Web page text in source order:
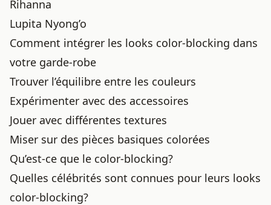
Rihanna
Lupita Nyong’o
Comment intégrer les looks color-blocking dans
votre garde-robe
Trouver l’équilibre entre les couleurs
Expérimenter avec des accessoires
Jouer avec différentes textures
Miser sur des pièces basiques colorées
Qu’est-ce que le color-blocking?
Quelles célébrités sont connues pour leurs looks
color-blocking?